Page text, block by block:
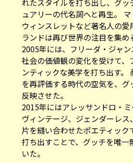
ュアリーの代名詞へと再生。
ウィンスレットなど著名人の愛
ランドは再び世界の注目を集め
2005年には、フリーダ・ジャン
社会の価値観の変化を受けて、
ンティックな美学を打ち出す。
を再評価する時代の空気を、グ
反映させた。
2015年にはアレッサンドロ・ミ
ヴィンテージ、ジェンダーレス
片を縫い合わせたポエティック
打ち出すことで、グッチを唯一
いた。